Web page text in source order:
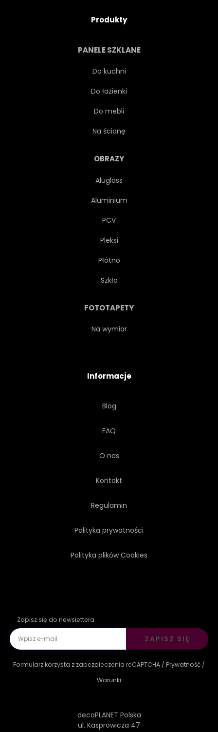
KRAJOBRAZ
Produkty
PANELE SZKLANE
Do kuchni
Do łazienki
Do mebli
Na ścianę
OBRAZY
Aluglass
Aluminium
PCV
Pleksi
Płótno
Szkło
FOTOTAPETY
Na wymiar
Informacje
Blog
FAQ
O nas
Kontakt
Regulamin
Polityka prywatności
Polityka plików Cookies
Zapisz się do newslettera
ZAPISZ SIĘ
Formularz korzysta z zabezpieczenia reCAPTCHA / Prywatność /
Warunki
decoPLANET Polska
ul. Kasprowicza 47